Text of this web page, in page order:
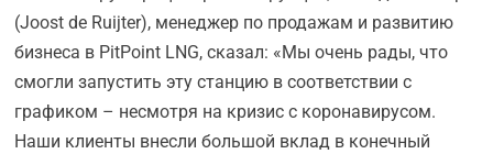
(Joost de Ruijter), менеджер по продажам и развитию
бизнеса в PitPoint LNG, сказал: «Мы очень рады, что
смогли запустить эту станцию в соответствии с
графиком – несмотря на кризис с коронавирусом.
Наши клиенты внесли большой вклад в конечный